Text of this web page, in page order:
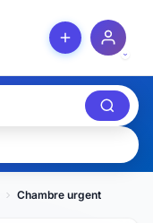
Chambre urgent